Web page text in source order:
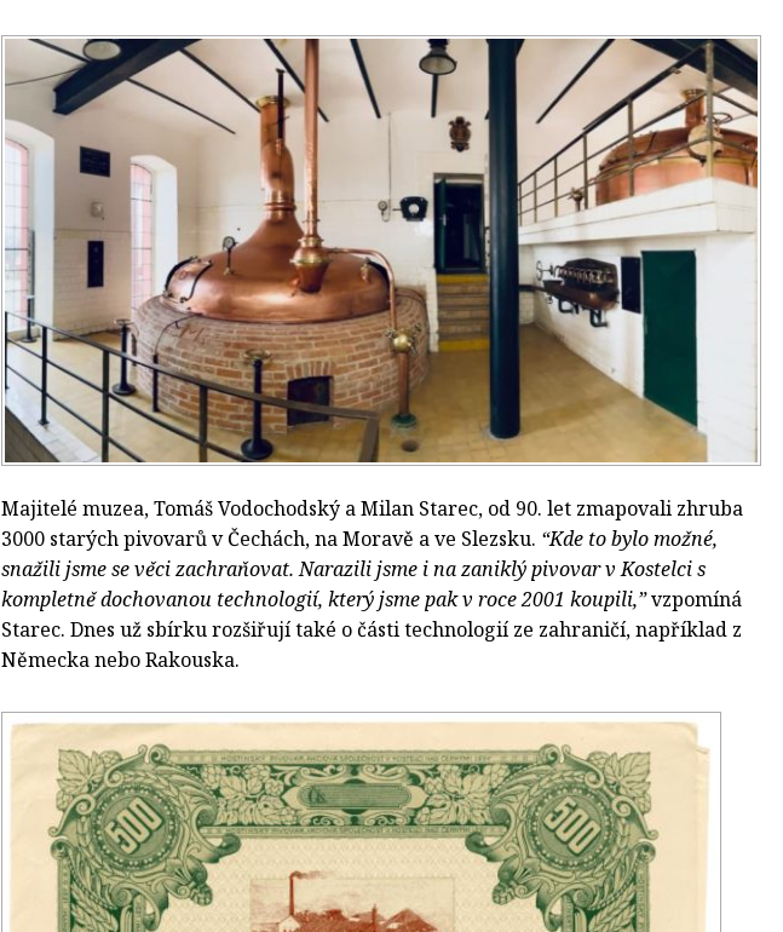
Majitelé muzea, Tomáš Vodochodský a Milan Starec, od 90. let zmapovali zhruba
3000 starých pivovarů v Čechách, na Moravě a ve Slezsku. “Kde to bylo možné,
snažili jsme se věci zachraňovat. Narazili jsme i na zaniklý pivovar v Kostelci s
kompletně dochovanou technologií, který jsme pak v roce 2001 koupili,”vzpomíná
Starec. Dnes už sbírku rozšiřují také o části technologií ze zahraničí, například z
Německa nebo Rakouska.